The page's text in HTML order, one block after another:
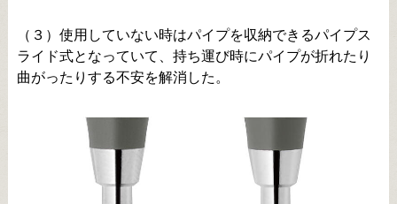
（３）使用していない時はパイプを収納できるパイプス
ライド式となっていて、持ち運び時にパイプが折れたり
曲がったりする不安を解消した。